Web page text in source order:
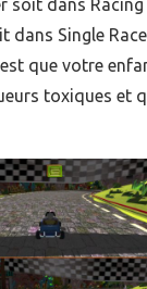
soit dans
Single
que votre
toxiques et